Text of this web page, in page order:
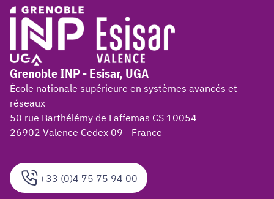
+33 (0)4 75 75 94 00
Grenoble INP - Esisar, UGA
École nationale supérieure en systèmes avancés et
réseaux
50 rue Barthélémy de Laffemas CS 10054
26902 Valence Cedex 09 - France